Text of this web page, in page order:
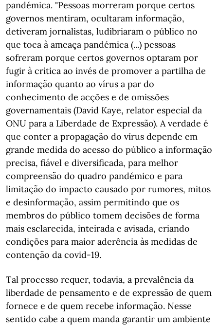
pandémica. "Pessoas morreram porque certos
governos mentiram, ocultaram informação,
detiveram jornalistas, ludibriaram o público no
que toca à ameaça pandémica (...) pessoas
sofreram porque certos governos optaram por
fugir à crítica ao invés de promover a partilha de
informação quanto ao vírus a par do
conhecimento de acções e de omissões
governamentais (David Kaye, relator especial da
ONU para a Liberdade de Expressão). A verdade é
que conter a propagação do vírus depende em
grande medida do acesso do público a informação
precisa, fiável e diversificada, para melhor
compreensão do quadro pandémico e para
limitação do impacto causado por rumores, mitos
e desinformação, assim permitindo que os
membros do público tomem decisões de forma
mais esclarecida, inteirada e avisada, criando
condições para maior aderência às medidas de
contenção da covid-19.
Tal processo requer, todavia, a prevalência da
liberdade de pensamento e de expressão de quem
fornece e de quem recebe informação. Nesse
sentido cabe a quem manda garantir um ambiente